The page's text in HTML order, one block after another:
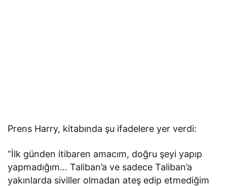
Prens Harry, kitabında şu ifadelere yer verdi:
“İlk günden itibaren amacım, doğru şeyi yapıp
yapmadığım… Taliban’a ve sadece Taliban’a
yakınlarda siviller olmadan ateş edip etmediğim